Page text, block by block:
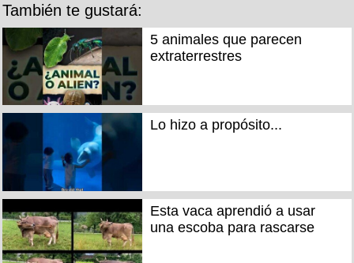
También te gustará:
5 animales que parecen
extraterrestres
Lo hizo a propósito...
Esta vaca aprendió a usar
una escoba para rascarse